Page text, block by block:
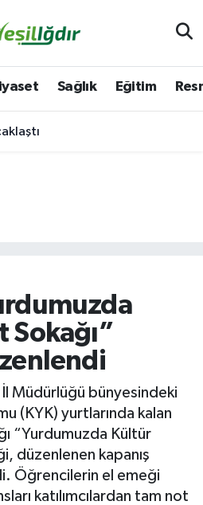
Sağlık Eğitim
Sokağı”
İl Müdürlüğü bünyesindeki
(KYK) yurtlarında kalan
“Yurdumuzda Kültür
düzenlenen kapanış
Öğrencilerin el emeği
katılımcılardan tam not
Haritası
ve Fikstür